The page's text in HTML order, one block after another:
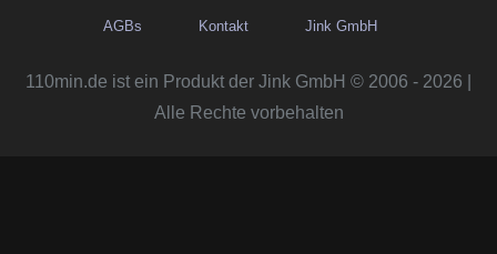
AGBs Kontakt Jink GmbH
110min.de ist ein Produkt der Jink GmbH © 2006 - 2026 |
Alle Rechte vorbehalten